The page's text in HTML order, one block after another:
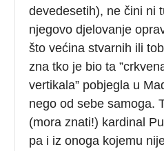
devedesetih), ne čini ni
njegovo djelovanje
što većina stvarnih ili
zna tko je bio ta
vertikala” pobjegla u
nego od sebe samoga.
(mora znati!) kardinal
pa i iz onoga kojemu